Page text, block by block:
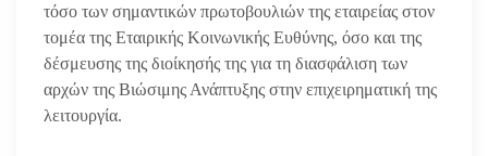
τόσο των σημαντικών πρωτοβουλιών της εταιρείας στον
τομέα της Εταιρικής Κοινωνικής Ευθύνης, όσο και της
δέσμευσης της διοίκησής της για τη διασφάλιση των
αρχών της Βιώσιμης Ανάπτυξης στην επιχειρηματική της
λειτουργία.